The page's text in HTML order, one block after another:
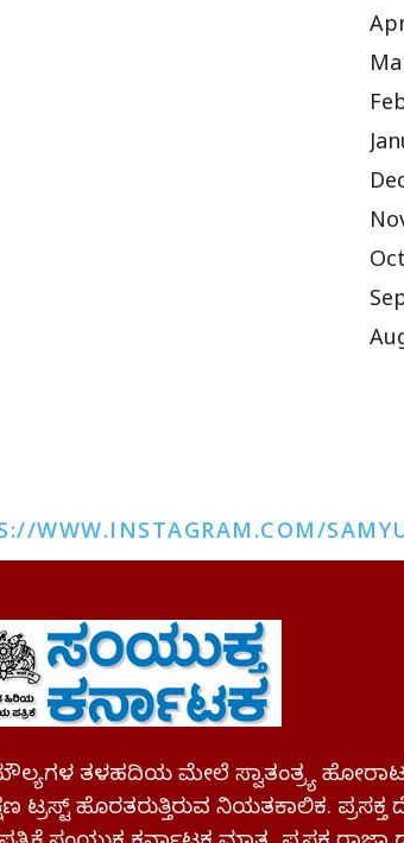
WWW.INSTAGRAM.COM/
ಮೌಲ್ಯಗಳ ತಳಹದಿಯ ಮೇಲೆ ಸ್ವಾತಂತ್ರ್ಯ
ಟ್ರಸ್ಟ್ ಹೊರತರುತ್ತಿರುವ ನಿಯತಕಾಲಿಕ. ಪ್ರಸಕ್ತ